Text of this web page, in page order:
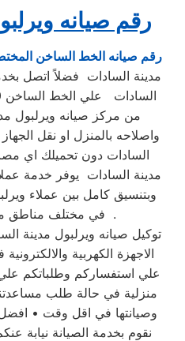
رقم صيانه
رقم صيانه الخط الساخن
مدينة السادات فضلاً اتصل
من مركز صيانه ويرلبول
واصلاحه بالمنزل او نقل
السادات دون تحميلك اي
مدينة السادات يوفر خدمة
وبتنسيق كامل بين عملاء
في مختلف مناطق محافظة مدينة السادات .
توكيل صيانه ويرلبول مدينة
الاجهزة الكهربية
منزلية في حالة طلب
وصيانتها في اقل وقت • افضل
نقوم بخدمة الصيانة نيابة